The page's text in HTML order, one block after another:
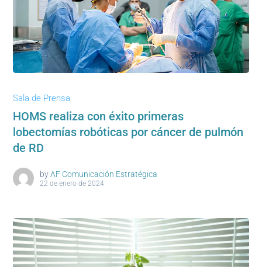
Sala de Prensa
HOMS realiza con éxito primeras
lobectomías robóticas por cáncer de pulmón
de RD
by AF Comunicación Estratégica
22 de enero de 2024